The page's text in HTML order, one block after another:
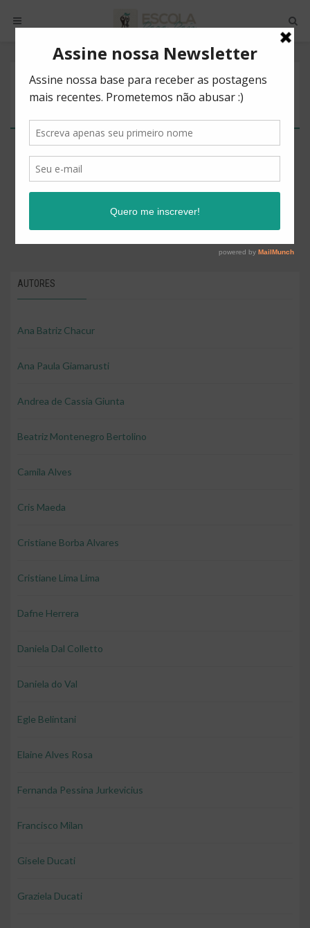
POSTS BY TAG
AJUDA NA EDUCAÇÃO DOS FILHOS
There are no posts to show.
AUTORES
Ana Batriz Chacur
Ana Paula Giamarusti
Andrea de Cassia Giunta
Beatriz Montenegro Bertolino
Camila Alves
Cris Maeda
Cristiane Borba Alvares
Cristiane Lima Lima
Dafne Herrera
Daniela Dal Colletto
Daniela do Val
Egle Belintani
Elaine Alves Rosa
Fernanda Pessina Jurkevicius
Francisco Milan
Gisele Ducati
Graziela Ducati